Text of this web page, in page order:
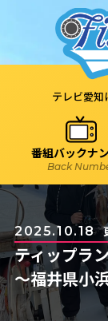
テレビ愛知
番組バックナ
Back
2025.10.18
ティップラ
～福井県小